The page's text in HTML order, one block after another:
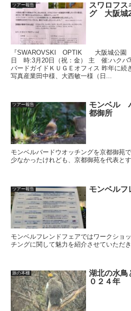
ツアー報告
スワロフ
グ 大阪城
『SWAROVSKI OPTIK 大阪城公園
日 時:3月20日（祝：金） 主 催:ハクバ
バードガイドＫＵＧＥオフィス 昨年に続
写真産業田中様、大西敏一様（日...
ツアー報告
モンベル
都御所
モンベルバードウオッチングを京都御苑
少なかったけれども、京都御苑を代表と
ツアー報告 モンベルフ
モンベルフレンドフェアではワークショ
チングに関して魅力を紹介させていただき
旅の本棚
湖北の水
０２４年